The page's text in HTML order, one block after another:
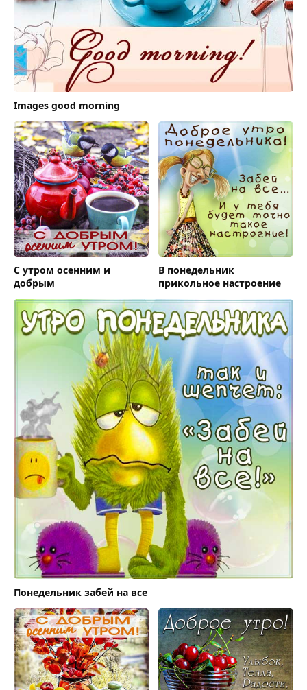
Images good morning
С утром осенним и
добрым
В понедельник
прикольное настроение
Понедельник забей на все